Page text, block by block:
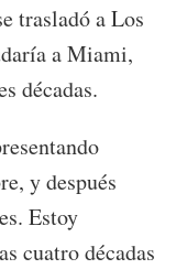
trasladó a Los
a Miami,
décadas.
y después
Estoy
cuatro décadas